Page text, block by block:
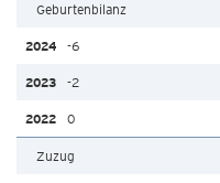
Geburtenbilanz
-6
-2
0
Zuzug